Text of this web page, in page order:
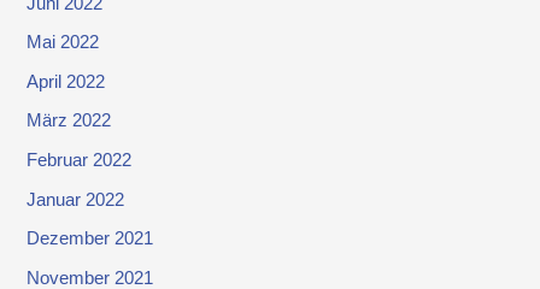
Mai 2022
April 2022
März 2022
Februar 2022
Januar 2022
Dezember 2021
November 2021